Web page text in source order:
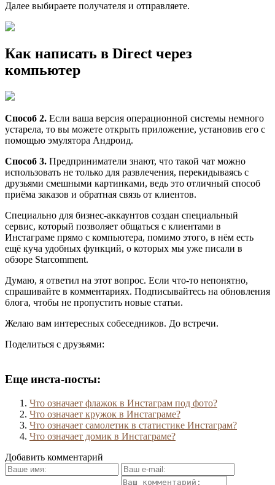
Далее выбираете получателя и отправляете.
Как написать в Direct через
компьютер
Способ 2. Если ваша версия операционной системы немного
устарела, то вы можете открыть приложение, установив его с
помощью эмулятора Андроид.
Способ 3. Предприниматели знают, что такой чат можно
использовать не только для развлечения, перекидываясь с
друзьями смешными картинками, ведь это отличный способ
приёма заказов и обратная связь от клиентов.
Специально для бизнес-аккаунтов создан специальный
сервис, который позволяет общаться с клиентами в
Инстаграме прямо с компьютера, помимо этого, в нём есть
ещё куча удобных функций, о которых мы уже писали в
обзоре Starcomment.
Думаю, я ответил на этот вопрос. Если что-то непонятно,
спрашивайте в комментариях. Подписывайтесь на обновления
блога, чтобы не пропустить новые статьи.
Желаю вам интересных собеседников. До встречи.
Поделиться с друзьями:
Еще инста-посты:
Что означает флажок в Инстаграм под фото?
Что означает кружок в Инстаграме?
Что означает самолетик в статистике Инстаграм?
Что означает домик в Инстаграме?
Добавить комментарий